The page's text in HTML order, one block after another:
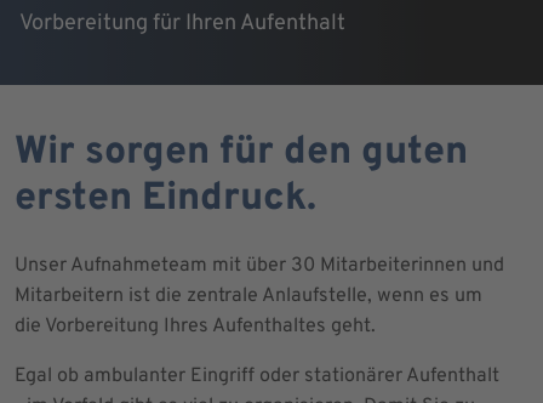
Vorbereitung für Ihren Aufenthalt
Wir sorgen für den guten
ersten Eindruck.
Unser Aufnahmeteam mit über 30 Mitarbeiterinnen und
Mitarbeitern ist die zentrale Anlaufstelle, wenn es um
die Vorbereitung Ihres Aufenthaltes geht.
Egal ob ambulanter Eingriff oder stationärer Aufenthalt